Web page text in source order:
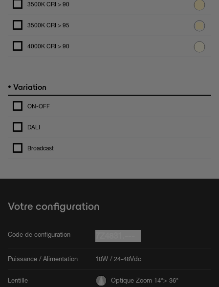
3500K CRI > 90
3500K CRI > 95
4000K CRI > 90
• Variation
ON-OFF
DALI
Broadcast
Votre configuration
Code de configuration
Puissance / Alimentation 10W / 24-48Vdc
Lentille Optique Zoom 14°> 36°